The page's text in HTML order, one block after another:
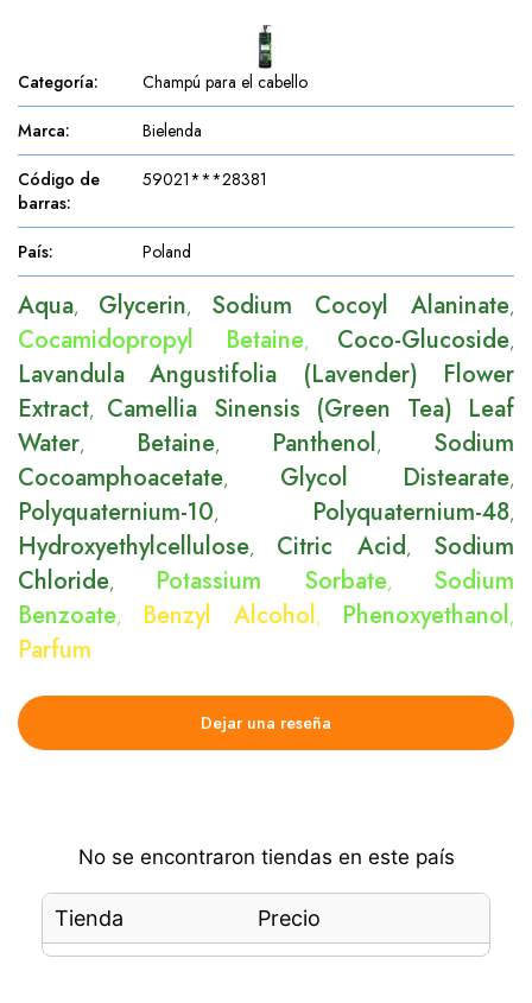
Categoría: Champú para el cabello
Marca: Bielenda
Código de
barras:
59021***28381
País: Poland
Aqua, Glycerin, Sodium Cocoyl Alaninate,
Cocamidopropyl Betaine, Coco-Glucoside,
Lavandula Angustifolia (Lavender) Flower
Extract, Camellia Sinensis (Green Tea) Leaf
Water, Betaine, Panthenol, Sodium
Cocoamphoacetate, Glycol Distearate,
Polyquaternium-10, Polyquaternium-48,
Hydroxyethylcellulose, Citric Acid, Sodium
Chloride, Potassium Sorbate, Sodium
Benzoate, Benzyl Alcohol, Phenoxyethanol,
Parfum
Dejar una reseña
No se encontraron tiendas en este país
Tienda Precio